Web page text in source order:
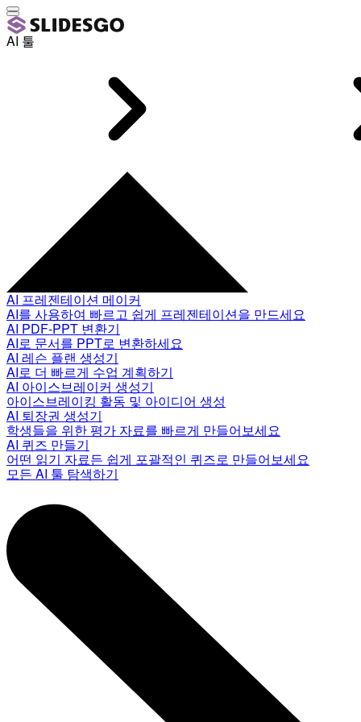
AI 툴
AI 프레젠테이션 메이커
AI를 사용하여 빠르고 쉽게 프레젠테이션을 만드세요
AI PDF-PPT 변환기
AI로 문서를 PPT로 변환하세요
AI 레슨 플랜 생성기
AI로 더 빠르게 수업 계획하기
AI 아이스브레이커 생성기
아이스브레이킹 활동 및 아이디어 생성
AI 퇴장권 생성기
학생들을 위한 평가 자료를 빠르게 만들어보세요
AI 퀴즈 만들기
어떤 읽기 자료든 쉽게 포괄적인 퀴즈로 만들어보세요
모든 AI 툴 탐색하기